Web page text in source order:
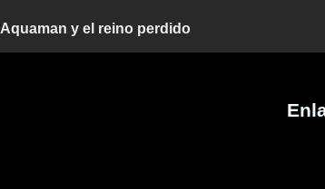
Aquaman y el reino perdido